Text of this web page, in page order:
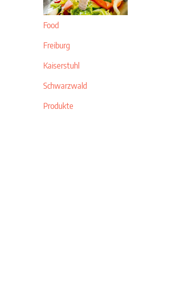
Food
Freiburg
Kaiserstuhl
Schwarzwald
Produkte